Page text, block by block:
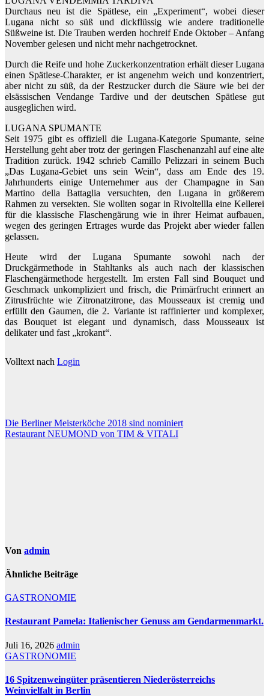
Durchaus neu ist die Spätlese, ein „Experiment“, wobei dieser
Lugana nicht so süß und dickflüssig wie andere traditionelle
Süßweine ist. Die Trauben werden hochreif Ende Oktober – Anfang
November gelesen und nicht mehr nachgetrocknet.
Durch die Reife und hohe Zuckerkonzentration erhält dieser Lugana
einen Spätlese-Charakter, er ist angenehm weich und konzentriert,
aber nicht zu süß, da der Restzucker durch die Säure wie bei der
elsässischen Vendange Tardive und der deutschen Spätlese gut
ausgeglichen wird.
LUGANA SPUMANTE
Seit 1975 gibt es offiziell die Lugana-Kategorie Spumante, seine
Herstellung geht aber trotz der geringen Flaschenanzahl auf eine alte
Tradition zurück. 1942 schrieb Camillo Pelizzari in seinem Buch
„Das Lugana-Gebiet uns sein Wein“, dass am Ende des 19.
Jahrhunderts einige Unternehmer aus der Champagne in San
Martino della Battaglia versuchten, den Lugana in größerem
Rahmen zu versekten. Sie wollten sogar in Rivoltellla eine Kellerei
für die klassische Flaschengärung wie in ihrer Heimat aufbauen,
wegen des geringen Ertrages wurde das Projekt aber wieder fallen
gelassen.
Heute wird der Lugana Spumante sowohl nach der
Druckgärmethode in Stahltanks als auch nach der klassischen
Flaschengärmethode hergestellt. Im ersten Fall sind Bouquet und
Geschmack unkompliziert und frisch, die Primärfrucht erinnert an
Zitrusfrüchte wie Zitronatzitrone, das Mousseaux ist cremig und
erfüllt den Gaumen, die 2. Variante ist raffinierter und komplexer,
das Bouquet ist elegant und dynamisch, dass Mousseaux ist
delikater und fast „krokant“.
Volltext nach Login
Beitragsnavigation
Die Berliner Meisterköche 2018 sind nominiert
Restaurant NEUMOND von TIM & VITALI
Von admin
Ähnliche Beiträge
GASTRONOMIE
Restaurant Pamela: Italienischer Genuss am Gendarmenmarkt.
Juli 16, 2026 admin
GASTRONOMIE
16 Spitzenweingüter präsentieren Niederösterreichs
Weinvielfalt in Berlin